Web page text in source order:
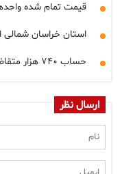
قیمت تمام شده واحدهای
استان خراسان
حساب ۷۴۰ هزار متقاضی طرح نهضت ملی مسکن افتتاح شد / ۳۹ هزار میلیاردتومان به حساب سازندگان واریز شد
ارسال نظر